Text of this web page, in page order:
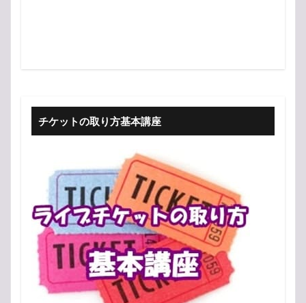
チケットの取り方基本講座